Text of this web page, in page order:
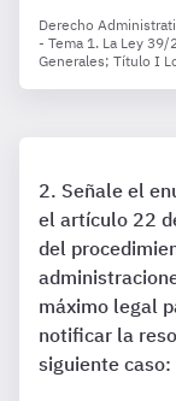
Derecho
- Tema 1. La Ley
Generales; Título I
Señale el
el artículo 22
del
máximo legal
notificar la
siguiente caso: